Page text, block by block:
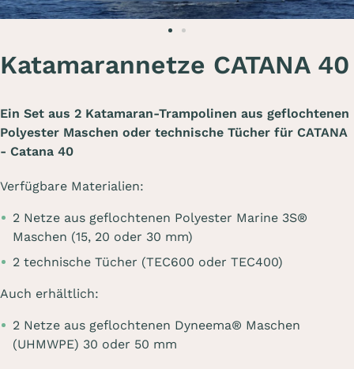
Katamarannetze CATANA 40
Ein Set aus 2 Katamaran-Trampolinen aus geflochtenen
Polyester Maschen oder technische Tücher für CATANA
- Catana 40
Verfügbare Materialien:
2 Netze aus geflochtenen Polyester Marine 3S®
Maschen (15, 20 oder 30 mm)
2 technische Tücher (TEC600 oder TEC400)
Auch erhältlich:
2 Netze aus geflochtenen Dyneema® Maschen
(UHMWPE) 30 oder 50 mm